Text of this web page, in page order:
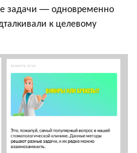
задачи — одновременно
к целевому